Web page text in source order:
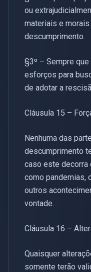
ou
materiais e
descumprimento.
§3º – Sempre
esforços para
de adotar a
Cláusula 15 –
Nenhuma das
descumprimento
caso este decorra
como pandemias,
outros
vontade.
Cláusula 16 –
Quaisquer
somente terão